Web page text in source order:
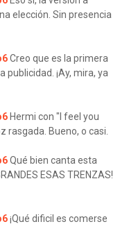
elección. Sin presencia
Creo que es la primera
publicidad. ¡Ay, mira, ya
Hermi con "I feel you
rasgada. Bueno, o casi.
Qué bien canta esta
ESAS TRENZAS!
¡Qué dificil es comerse